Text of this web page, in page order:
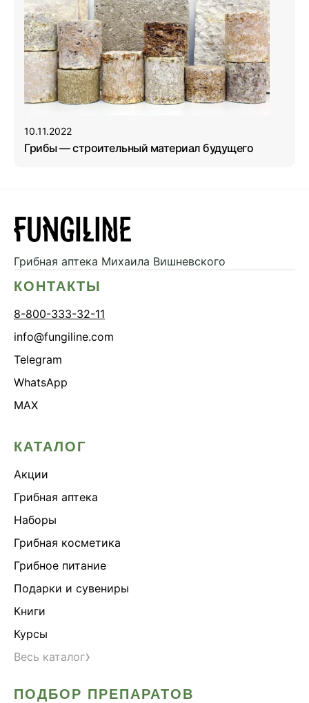
10.11.2022
Грибы — строительный материал будущего
Грибная аптека Михаила Вишневского
КОНТАКТЫ
8-800-333-32-11
info@fungiline.com
Telegram
WhatsApp
MAX
КАТАЛОГ
Акции
Грибная аптека
Наборы
Грибная косметика
Грибное питание
Подарки и сувениры
Книги
Курсы
Весь каталог›
ПОДБОР ПРЕПАРАТОВ